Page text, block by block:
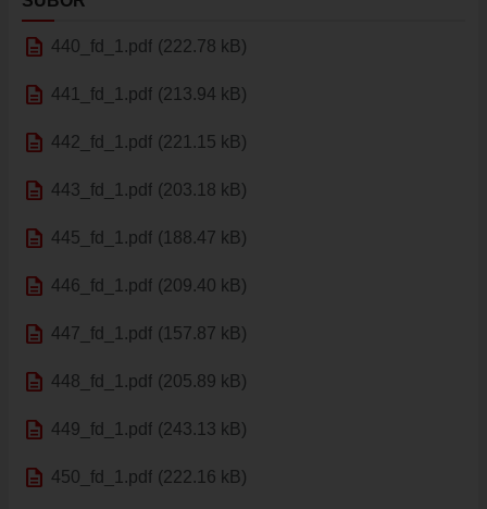
ÚRAD
STAROSTA
ZÁSTUPKYŇA STAROSTU
MIESTNE ZASTUPITEĽSTVO
KOMISIE
MIESTNA RADA
ŠTRUKTÚRA MIÚ
VOĽBY DO ORGÁNOV ÚZEMNEJ SAMOSPRÁVY
REFERENDUM
ÚRADNÁ TABUĽA
description 440_fd_1.pdf (222.78 kB)
description 441_fd_1.pdf (213.94 kB)
description 442_fd_1.pdf (221.15 kB)
description 443_fd_1.pdf (203.18 kB)
description 445_fd_1.pdf (188.47 kB)
description 446_fd_1.pdf (209.40 kB)
description 447_fd_1.pdf (157.87 kB)
description 448_fd_1.pdf (205.89 kB)
description 449_fd_1.pdf (243.13 kB)
description 450_fd_1.pdf (222.16 kB)